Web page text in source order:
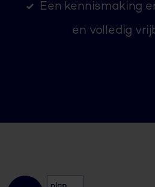
Een kennismaking
en volledig